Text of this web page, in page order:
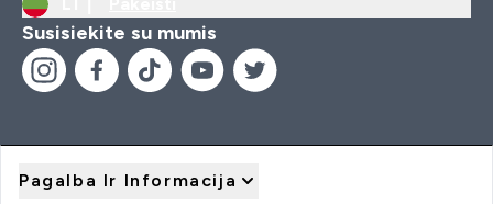
Susisiekite su mumis
Pagalba Ir Informacija